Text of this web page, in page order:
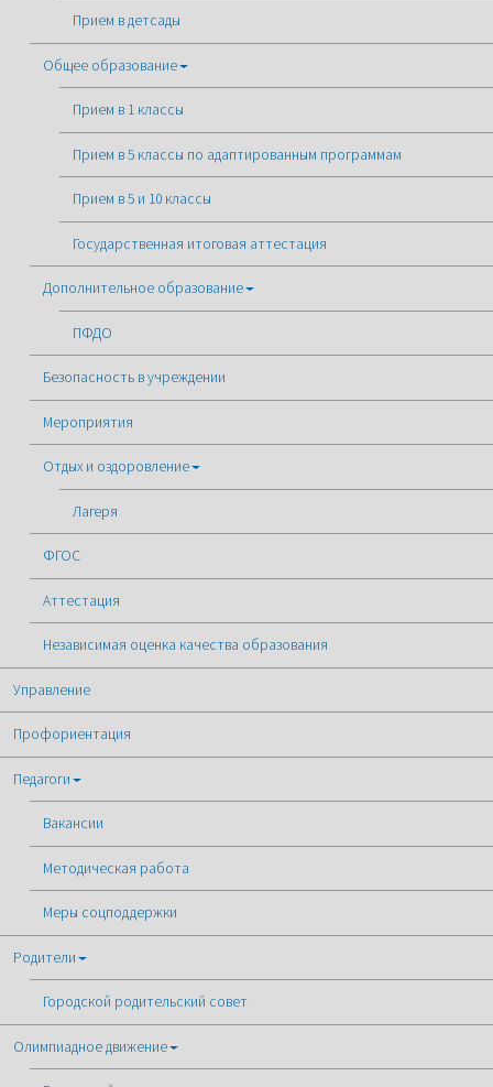
Прием в детсады
Общее образование
Прием в 1 классы
Прием в 5 классы по адаптированным программам
Прием в 5 и 10 классы
Государственная итоговая аттестация
Дополнительное образование
ПФДО
Безопасность в учреждении
Мероприятия
Отдых и оздоровление
Лагеря
ФГОС
Аттестация
Независимая оценка качества образования
Управление
Профориентация
Педагоги
Вакансии
Методическая работа
Меры соцподдержки
Родители
Городской родительский совет
Олимпиадное движение